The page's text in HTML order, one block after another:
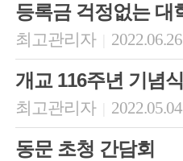
등록금 걱정없는 대
최고관리자
개교 116주년 기념
최고관리자
동문 초청 간담회